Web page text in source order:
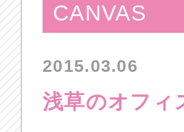
CANVAS
2015.03.06
浅草のオフィ